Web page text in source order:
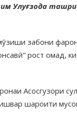
Улуғзода
забони
рост омад,
Асосгузори
шароити